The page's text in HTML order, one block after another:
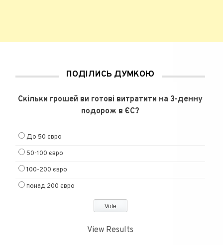
ПОДІЛИСЬ ДУМКОЮ
Скільки грошей ви готові витратити на 3-денну
подорож в ЄС?
До 50 євро
50-100 євро
100-200 євро
понад 200 євро
View Results